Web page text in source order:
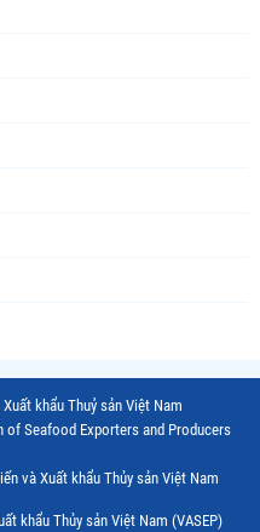
khẩu Thuỷ sản Việt Nam
Seafood Exporters and Producers
và Xuất khẩu Thủy sản Việt Nam
khẩu Thủy sản Việt Nam (VASEP)